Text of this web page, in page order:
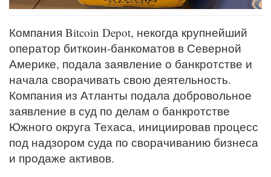
Компания Bitcoin Depot, некогда крупнейший
оператор биткоин-банкоматов в Северной
Америке, подала заявление о банкротстве и
начала сворачивать свою деятельность.
Компания из Атланты подала добровольное
заявление в суд по делам о банкротстве
Южного округа Техаса, инициировав процесс
под надзором суда по сворачиванию бизнеса
и продаже активов.